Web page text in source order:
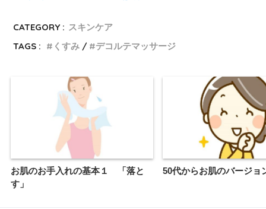
CATEGORY : スキンケア
TAGS :
くすみ デコルテマッサージ
お肌のお手入れの基本１ 「落と
す」
50代からお肌のバージョ